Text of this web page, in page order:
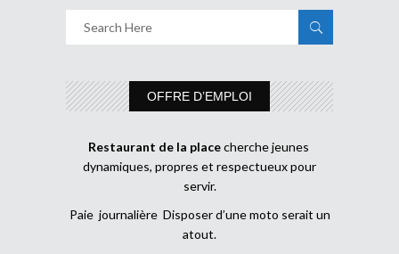
OFFRE D’EMPLOI
Restaurant de la placecherche jeunes
dynamiques, propres et respectueux pour
servir.
Paie journalière Disposer d’une moto serait un
atout.